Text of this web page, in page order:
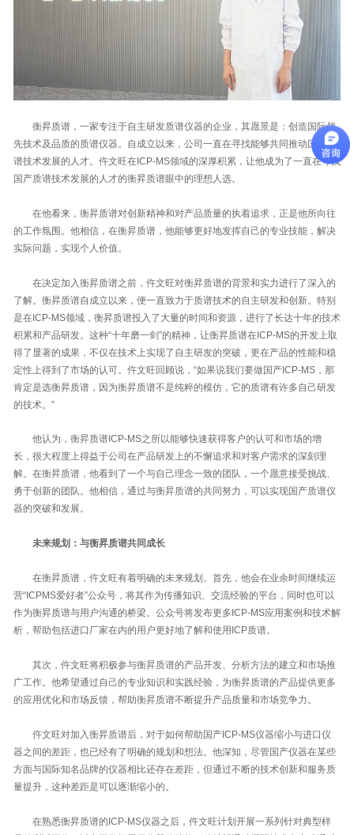
衡昇质谱，一家专注于自主研发质谱仪器的企业，其愿景是：创造国际领
先技术及品质的质谱仪器。自成立以来，公司一直在寻找能够共同推动国产质
谱技术发展的人才。仵文旺在ICP-MS领域的深厚积累，让他成为了一直在寻找
国产质谱技术发展的人才的衡昇质谱眼中的理想人选。
在他看来，衡昇质谱对创新精神和对产品质量的执着追求，正是他所向往
的工作氛围。他相信，在衡昇质谱，他能够更好地发挥自己的专业技能，解决
实际问题，实现个人价值。
在决定加入衡昇质谱之前，仵文旺对衡昇质谱的背景和实力进行了深入的
了解。衡昇质谱自成立以来，便一直致力于质谱技术的自主研发和创新。特别
是在ICP-MS领域，衡昇质谱投入了大量的时间和资源，进行了长达十年的技术
积累和产品研发。这种“十年磨一剑”的精神，让衡昇质谱在ICP-MS的开发上取
得了显著的成果，不仅在技术上实现了自主研发的突破，更在产品的性能和稳
定性上得到了市场的认可。仵文旺回顾说，“如果说我们要做国产ICP-MS，那
肯定是选衡昇质谱，因为衡昇质谱不是纯粹的模仿，它的质谱有许多自己研发
的技术。”
他认为，衡昇质谱ICP-MS之所以能够快速获得客户的认可和市场的增
长，很大程度上得益于公司在产品研发上的不懈追求和对客户需求的深刻理
解。在衡昇质谱，他看到了一个与自己理念一致的团队，一个愿意接受挑战、
勇于创新的团队。他相信，通过与衡昇质谱的共同努力，可以实现国产质谱仪
器的突破和发展。
未来规划：与衡昇质谱共同成长
在衡昇质谱，仵文旺有着明确的未来规划。首先，他会在业余时间继续运
营“ICPMS爱好者”公众号，将其作为传播知识、交流经验的平台，同时也可以
作为衡昇质谱与用户沟通的桥梁。公众号将发布更多ICP-MS应用案例和技术解
析，帮助包括进口厂家在内的用户更好地了解和使用ICP质谱。
其次，仵文旺将积极参与衡昇质谱的产品开发、分析方法的建立和市场推
广工作。他希望通过自己的专业知识和实践经验，为衡昇质谱的产品提供更多
的应用优化和市场反馈，帮助衡昇质谱不断提升产品质量和市场竞争力。
仵文旺对加入衡昇质谱后，对于如何帮助国产ICP-MS仪器缩小与进口仪
器之间的差距，也已经有了明确的规划和想法。他深知，尽管国产仪器在某些
方面与国际知名品牌的仪器相比还存在差距，但通过不断的技术创新和服务质
量提升，这种差距是可以逐渐缩小的。
在熟悉衡昇质谱的ICP-MS仪器之后，仵文旺计划开展一系列针对典型样